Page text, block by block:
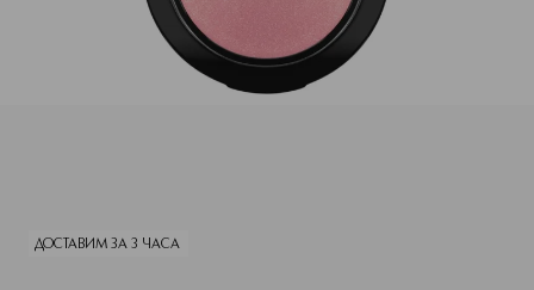
ДОСТАВИМ ЗА 3 ЧАСА